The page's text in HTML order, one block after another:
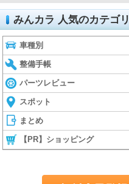
みんカラ 人気のカテゴリ
車種別
整備手帳
パーツレビュー
スポット
まとめ
【PR】ショッピング